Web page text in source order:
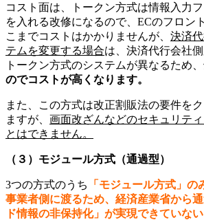
コスト面は、トークン方式は情報入力フ
を入れる改修になるので、ECのフロン
こまでコストはかかりませんが、 決済
テムを変更する場合は、決済代行会社
トークン方式のシステムが異なるため、
のでコストが高くなります。
また、この方式は改正割販法の要件を
ますが、 画面改ざんなどのセキュリテ
とはできません。
（３）モジュール方式（通過型）
3つの方式のうち 「 モジュール方式」の
事業者側に渡るため、経済産業省から
ド情報の非保持化」が実現できていな